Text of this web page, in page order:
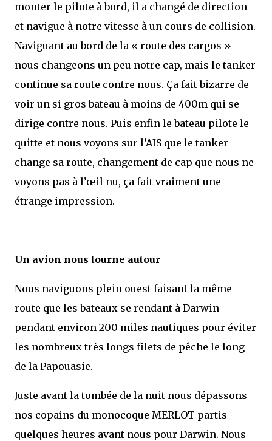
monter le pilote à bord, il a changé de direction
et navigue à notre vitesse à un cours de collision.
Naviguant au bord de la « route des cargos »
nous changeons un peu notre cap, mais le tanker
continue sa route contre nous. Ça fait bizarre de
voir un si gros bateau à moins de 400m qui se
dirige contre nous. Puis enfin le bateau pilote le
quitte et nous voyons sur l’AIS que le tanker
change sa route, changement de cap que nous ne
voyons pas à l’œil nu, ça fait vraiment une
étrange impression.
Un avion nous tourne autour
Nous naviguons plein ouest faisant la même
route que les bateaux se rendant à Darwin
pendant environ 200 miles nautiques pour éviter
les nombreux très longs filets de pêche le long
de la Papouasie.
Juste avant la tombée de la nuit nous dépassons
nos copains du monocoque MERLOT partis
quelques heures avant nous pour Darwin. Nous